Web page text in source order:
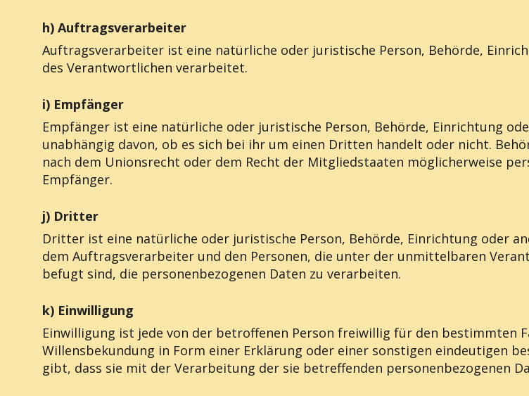
h) Auftragsverarbeiter
Auftragsverarbeiter ist eine natürliche oder juristische Person, Behörde,
des Verantwortlichen verarbeitet.
i) Empfänger
Empfänger ist eine natürliche oder juristische Person, Behörde, Einrichtung
unabhängig davon, ob es sich bei ihr um einen Dritten handelt oder nicht.
nach dem Unionsrecht oder dem Recht der Mitgliedstaaten möglicherweise
Empfänger.
j) Dritter
Dritter ist eine natürliche oder juristische Person, Behörde, Einrichtung oder
dem Auftragsverarbeiter und den Personen, die unter der unmittelbaren
befugt sind, die personenbezogenen Daten zu verarbeiten.
k) Einwilligung
Einwilligung ist jede von der betroffenen Person freiwillig für den bestimmten
Willensbekundung in Form einer Erklärung oder einer sonstigen eindeutigen
gibt, dass sie mit der Verarbeitung der sie betreffenden personenbezogenen